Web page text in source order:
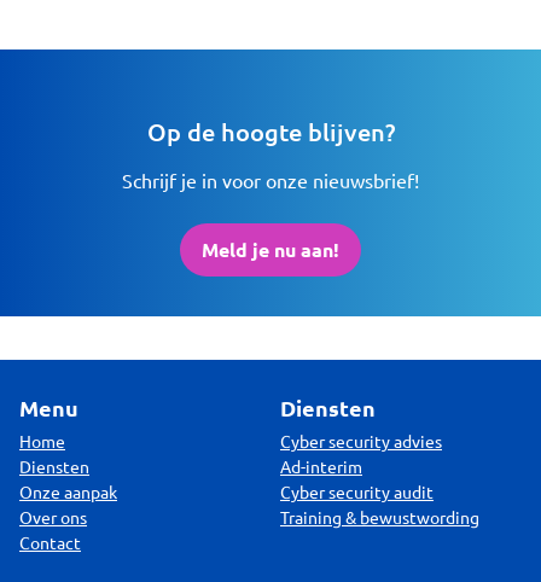
Op de hoogte blijven?
Schrijf je in voor onze nieuwsbrief!
Meld je nu aan!
Menu
Home
Diensten
Onze aanpak
Over ons
Contact
Diensten
Cyber security advies
Ad-interim
Cyber security audit
Training & bewustwording